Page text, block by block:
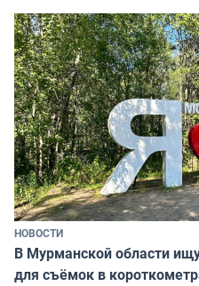
НОВОСТИ
В Мурманской области
для съёмок в